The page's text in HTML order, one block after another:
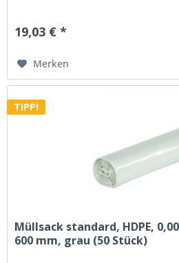
19,03 € *
Merken
TIPP!
Müllsack standard, HDPE,
600 mm, grau (50 Stück)